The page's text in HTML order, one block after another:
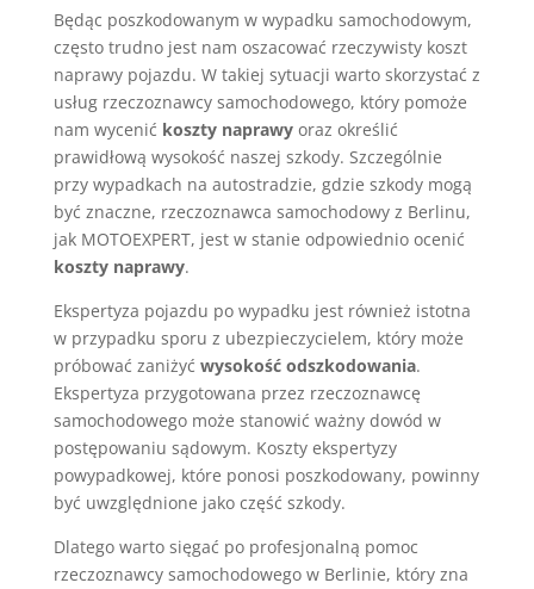
Będąc poszkodowanym w wypadku samochodowym,
często trudno jest nam oszacować rzeczywisty koszt
naprawy pojazdu. W takiej sytuacji warto skorzystać z
usług rzeczoznawcy samochodowego, który pomoże
nam wycenić koszty naprawyoraz określić
prawidłową wysokość naszej szkody. Szczególnie
przy wypadkach na autostradzie, gdzie szkody mogą
być znaczne, rzeczoznawca samochodowy z Berlinu,
jak MOTOEXPERT, jest w stanie odpowiednio ocenić
koszty naprawy.
Ekspertyza pojazdu po wypadku jest również istotna
w przypadku sporu z ubezpieczycielem, który może
próbować zaniżyć wysokość odszkodowania.
Ekspertyza przygotowana przez rzeczoznawcę
samochodowego może stanowić ważny dowód w
postępowaniu sądowym. Koszty ekspertyzy
powypadkowej, które ponosi poszkodowany, powinny
być uwzględnione jako część szkody.
Dlatego warto sięgać po profesjonalną pomoc
rzeczoznawcy samochodowego w Berlinie, który zna